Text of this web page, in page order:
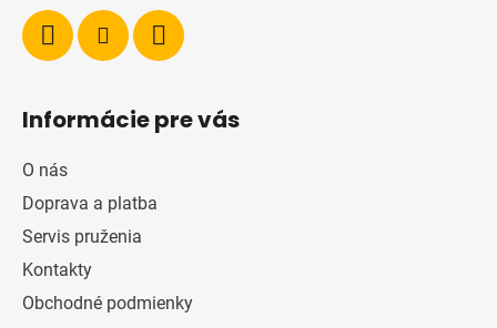
Informácie pre vás
O nás
Doprava a platba
Servis pruženia
Kontakty
Obchodné podmienky